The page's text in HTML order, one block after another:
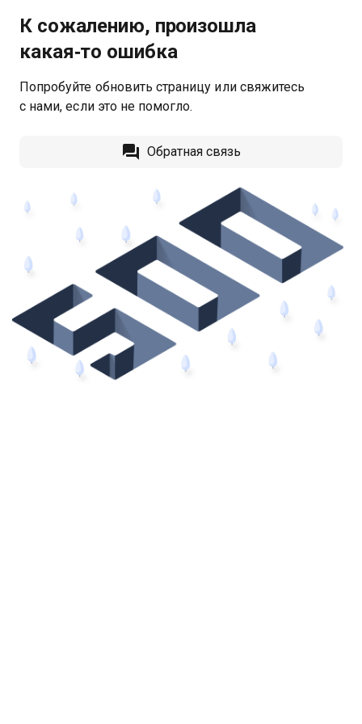
К сожалению, произошла
какая‑то ошибка
Попробуйте обновить страницу или свяжитесь
с нами, если это не помогло.
Обратная связь